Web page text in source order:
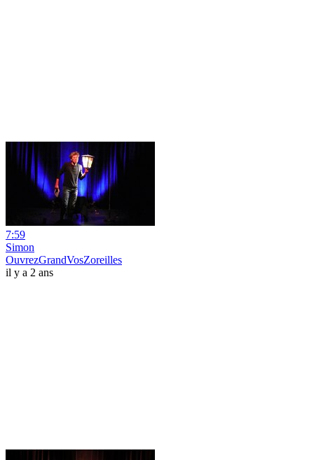
7:59
Simon
OuvrezGrandVosZoreilles
il y a 2 ans